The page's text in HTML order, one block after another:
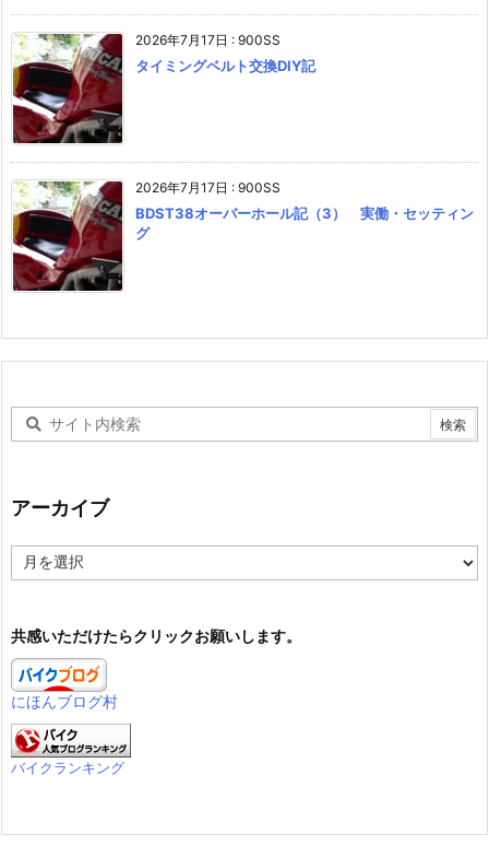
2026年7月17日 : 900SS
タイミングベルト交換DIY記
2026年7月17日 : 900SS
BDST38オーバーホール記（3） 実働・セッティン
グ
アーカイブ
ー
ブ
共感いただけたらクリックお願いします。
にほんブログ村
バイクランキング